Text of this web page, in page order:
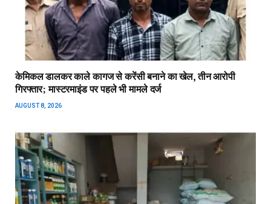
केमिकल डालकर काले कागज से करेंसी बनाने का खेल, तीन आरोपी
गिरफ्तार; मास्टरमाइंड पर पहले भी मामले दर्ज
AUGUST 8, 2026